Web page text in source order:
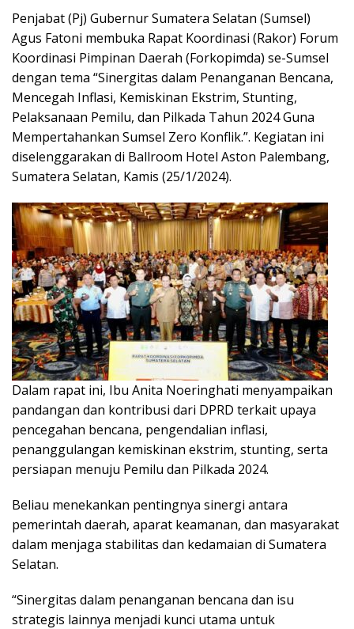
Penjabat (Pj) Gubernur Sumatera Selatan (Sumsel)
Agus Fatoni membuka Rapat Koordinasi (Rakor) Forum
Koordinasi Pimpinan Daerah (Forkopimda) se-Sumsel
dengan tema “Sinergitas dalam Penanganan Bencana,
Mencegah Inflasi, Kemiskinan Ekstrim, Stunting,
Pelaksanaan Pemilu, dan Pilkada Tahun 2024 Guna
Mempertahankan Sumsel Zero Konflik.”. Kegiatan ini
diselenggarakan di Ballroom Hotel Aston Palembang,
Sumatera Selatan, Kamis (25/1/2024).
Dalam rapat ini, Ibu Anita Noeringhati menyampaikan
pandangan dan kontribusi dari DPRD terkait upaya
pencegahan bencana, pengendalian inflasi,
penanggulangan kemiskinan ekstrim, stunting, serta
persiapan menuju Pemilu dan Pilkada 2024.
Beliau menekankan pentingnya sinergi antara
pemerintah daerah, aparat keamanan, dan masyarakat
dalam menjaga stabilitas dan kedamaian di Sumatera
Selatan.
“Sinergitas dalam penanganan bencana dan isu
strategis lainnya menjadi kunci utama untuk